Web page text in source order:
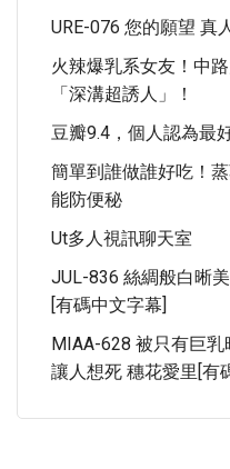
URE-076 您的願望 真
火辣爆乳系女友！中
「深溝超誘人」！
豆瓣9.4，個人認為最
簡單到誰做誰好吃！
能防便秘
Ut多人視訊聊天室
JUL-836 絲綢般白晰
[有碼中文字幕]
MIAA-628 被只有巨
讓人想死 穗花愛里[有